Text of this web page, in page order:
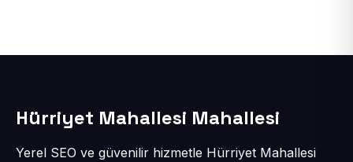
Hürriyet Mahallesi Mahallesi
Yerel SEO ve güvenilir hizmetle Hürriyet Mahallesi